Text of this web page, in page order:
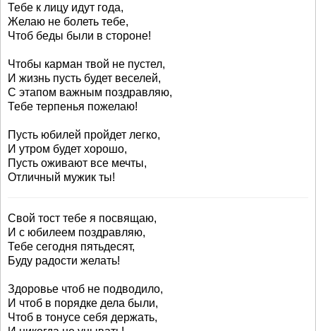
Тебе к лицу идут года,
Желаю не болеть тебе,
Чтоб беды были в стороне!
Чтобы карман твой не пустел,
И жизнь пусть будет веселей,
С этапом важным поздравляю,
Тебе терпенья пожелаю!
Пусть юбилей пройдет легко,
И утром будет хорошо,
Пусть оживают все мечты,
Отличный мужик ты!
Свой тост тебе я посвящаю,
И с юбилеем поздравляю,
Тебе сегодня пятьдесят,
Буду радости желать!
Здоровье чтоб не подводило,
И чтоб в порядке дела были,
Чтоб в тонусе себя держать,